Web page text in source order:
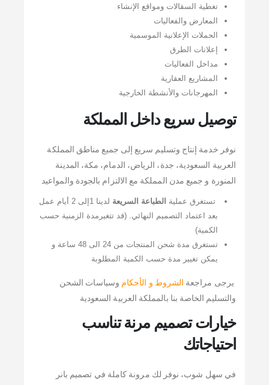
تغطية السقالات ومواقع الإنشاء
المعارض والفعاليات
الحملات الإعلانية الموسمية
إعلانات الطرق
مداخل الفعاليات
المشاريع العقارية
المهرجانات والأنشطة الخارجية
توصيل سريع داخل المملكة
نوفر خدمة إنتاج وتسليم سريع إلى جميع مناطق المملكة
العربية السعودية، جدة، الرياض، الدمام، مكة، المدينة
المنورة و جميع مدن المملكة مع الالتزام بالجودة والمواعيد
تستغرق عملية الطباعة السريعة
لدينا 1إلى 2 أيام عمل
بعد اعتماد التصميم النهائي. (قد تتغيرمدة الزمنية حسب
الكمية)
تستغرق مدة شحن المنتجات من 24 الى 48 ساعة و
يمكن تغيير مدة حسب الكمية المطلوبة
يرجى مراجعة الشروط و الأحكام وسياسات الشحن
والتسليم الخاصة بنا بالمملكة العربية السعودية
خيارات تصميم مرنة تناسب
احتياجاتك
في سهل شوب، نوفر لك مرونة كاملة في تصميم بانر